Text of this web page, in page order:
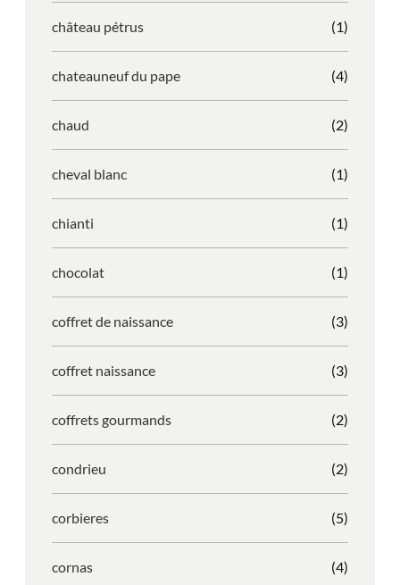
château pétrus (1)
chateauneuf du pape (4)
chaud (2)
cheval blanc (1)
chianti (1)
chocolat (1)
coffret de naissance (3)
coffret naissance (3)
coffrets gourmands (2)
condrieu (2)
corbieres (5)
cornas (4)